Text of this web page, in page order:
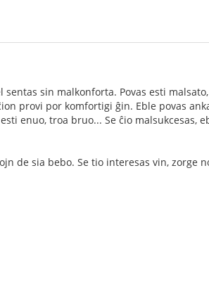
sin malkonforta. Povas esti
provi por komfortigi ĝin. Eble povas
enuo, troa bruo... Se ĉio malsukcesas,
de sia bebo. Se tio interesas vin, zorge